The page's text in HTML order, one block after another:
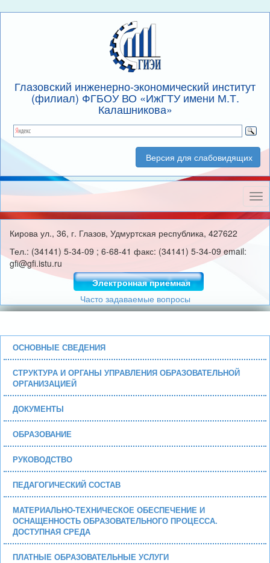
Глазовский инженерно-экономический институт
(филиал) ФГБОУ ВО «ИжГТУ имени М.Т.
Калашникова»
Версия для слабовидящих
Кирова ул., 36, г. Глазов, Удмуртская республика, 427622
Тел.: (34141) 5-34-09 ; 6-68-41 факс: (34141) 5-34-09 email:
gfi@gfi.istu.ru
Электронная приемная
Часто задаваемые вопросы
ОСНОВНЫЕ СВЕДЕНИЯ
СТРУКТУРА И ОРГАНЫ УПРАВЛЕНИЯ ОБРАЗОВАТЕЛЬНОЙ
ОРГАНИЗАЦИЕЙ
ДОКУМЕНТЫ
ОБРАЗОВАНИЕ
РУКОВОДСТВО
ПЕДАГОГИЧЕСКИЙ СОСТАВ
МАТЕРИАЛЬНО-ТЕХНИЧЕСКОЕ ОБЕСПЕЧЕНИЕ И
ОСНАЩЕННОСТЬ ОБРАЗОВАТЕЛЬНОГО ПРОЦЕССА.
ДОСТУПНАЯ СРЕДА
ПЛАТНЫЕ ОБРАЗОВАТЕЛЬНЫЕ УСЛУГИ